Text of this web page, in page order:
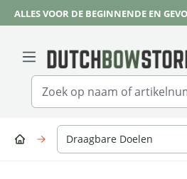
Ga naar de hoofdinhoud
ALLES VOOR DE BEGINNENDE EN
Draagbare Doelen